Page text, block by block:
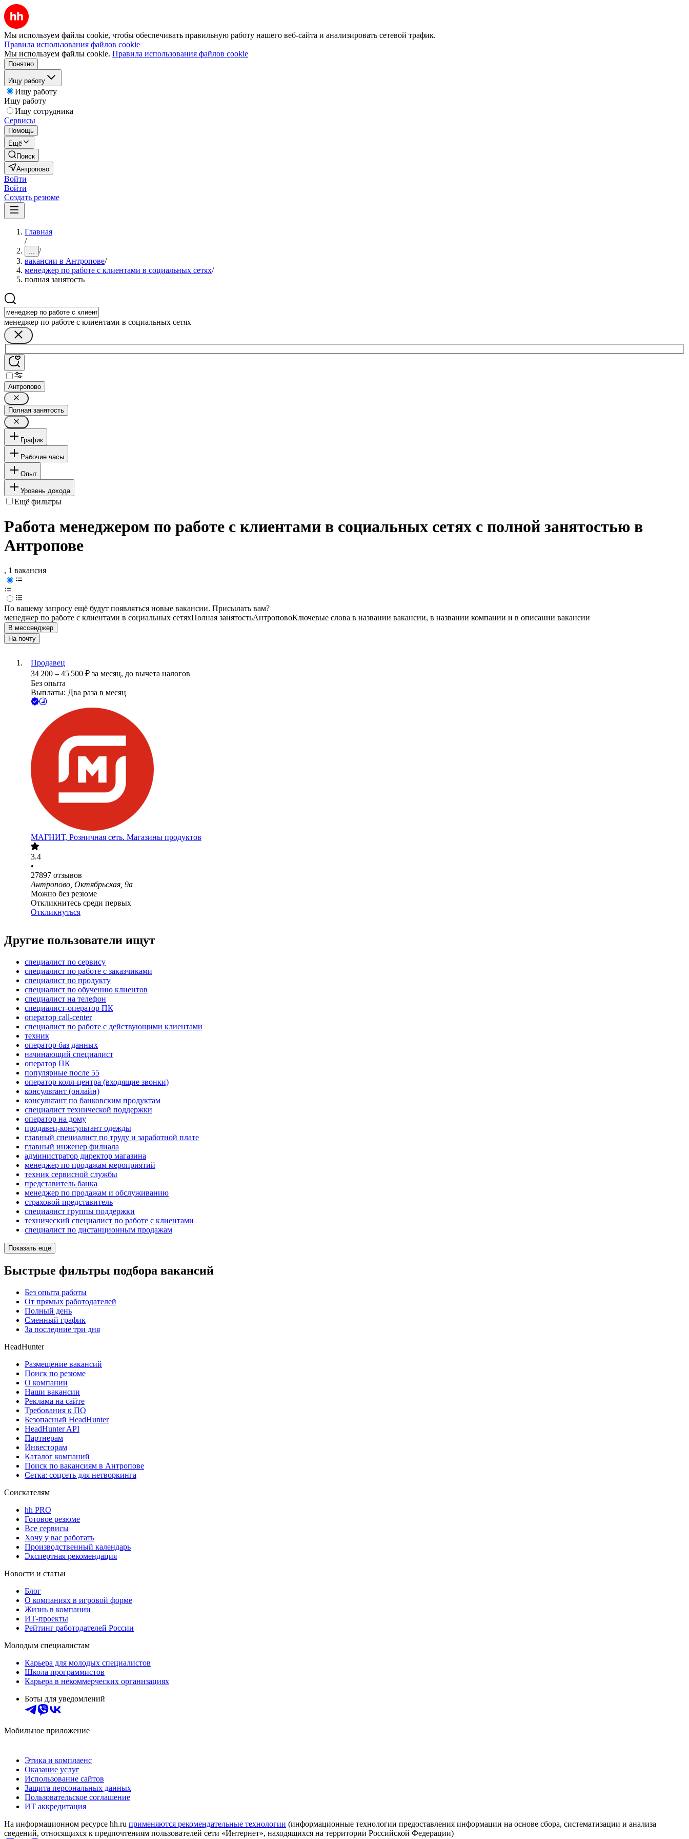
Мы используем файлы cookie, чтобы обеспечивать правильную работу нашего веб-сайта и анализировать сетевой трафик.
Правила использования файлов cookie
Мы используем файлы cookie. Правила использования файлов cookie
Понятно
Ищу работу
Ищу работу
Ищу работу
Ищу сотрудника
Сервисы
Помощь
Ещё
Поиск
Антропово
Войти
Войти
Создать резюме
Главная
/
... /
вакансии в Антропове/
менеджер по работе с клиентами в социальных сетях/
полная занятость
менеджер по работе с клиентами в социальных сетях
Антропово
Полная занятость
График
Рабочие часы
Опыт
Уровень дохода
Ещё фильтры
Работа менеджером по работе с клиентами в социальных сетях с полной занятостью в
Антропове
, 1 вакансия
По вашему запросу ещё будут появляться новые вакансии. Присылать вам?
менеджер по работе с клиентами в социальных сетяхПолная занятостьАнтроповоКлючевые слова в названии вакансии, в названии компании и в описании вакансии
В мессенджер
На почту
Продавец
34 200 – 45 500 ₽ за месяц, до вычета налогов
Без опыта
Выплаты: Два раза в месяц
МАГНИТ, Розничная сеть. Магазины продуктов
3.4
•
27897 отзывов
Антропово, Октябрьская, 9а
Можно без резюме
Откликнитесь среди первых
Откликнуться
Другие пользователи ищут
специалист по сервису
специалист по работе с заказчиками
специалист по продукту
специалист по обучению клиентов
специалист на телефон
специалист-оператор ПК
оператор call-center
специалист по работе с действующими клиентами
техник
оператор баз данных
начинающий специалист
оператор ПК
популярные после 55
оператор колл-центра (входящие звонки)
консультант (онлайн)
консультант по банковским продуктам
специалист технической поддержки
оператор на дому
продавец-консультант одежды
главный специалист по труду и заработной плате
главный инженер филиала
администратор директор магазина
менеджер по продажам мероприятий
техник сервисной службы
представитель банка
менеджер по продажам и обслуживанию
страховой представитель
специалист группы поддержки
технический специалист по работе с клиентами
специалист по дистанционным продажам
Показать ещё
Быстрые фильтры подбора вакансий
Без опыта работы
От прямых работодателей
Полный день
Сменный график
За последние три дня
HeadHunter
Размещение вакансий
Поиск по резюме
О компании
Наши вакансии
Реклама на сайте
Требования к ПО
Безопасный HeadHunter
HeadHunter API
Партнерам
Инвесторам
Каталог компаний
Поиск по вакансиям в Антропове
Сетка: соцсеть для нетворкинга
Соискателям
hh PRO
Готовое резюме
Все сервисы
Хочу у вас работать
Производственный календарь
Экспертная рекомендация
Новости и статьи
Блог
О компаниях в игровой форме
Жизнь в компании
ИТ-проекты
Рейтинг работодателей России
Молодым специалистам
Карьера для молодых специалистов
Школа программистов
Карьера в некоммерческих организациях
Боты для уведомлений
Мобильное приложение
Этика и комплаенс
Оказание услуг
Использование сайтов
Защита персональных данных
Пользовательское соглашение
ИТ аккредитация
На информационном ресурсе hh.ru применяются рекомендательные технологии (информационные технологии предоставления информации на основе сбора, систематизации и анализа
сведений, относящихся к предпочтениям пользователей сети «Интернет», находящихся на территории Российской Федерации)